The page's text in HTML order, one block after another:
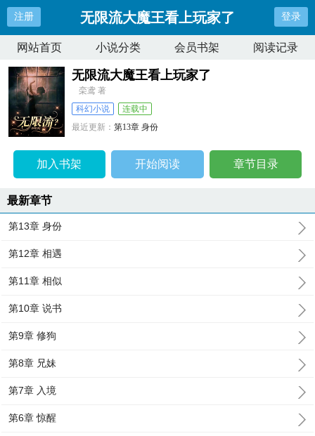
注册 无限流大魔王看上玩家了 登录
网站首页 小说分类 会员书架 阅读记录
无限流大魔王看上玩家了
栾鸢 著
科幻小说
连载中
最近更新：第13章 身份
加入书架 开始阅读 章节目录
最新章节
第13章 身份
第12章 相遇
第11章 相似
第10章 说书
第9章 修狗
第8章 兄妹
第7章 入境
第6章 惊醒